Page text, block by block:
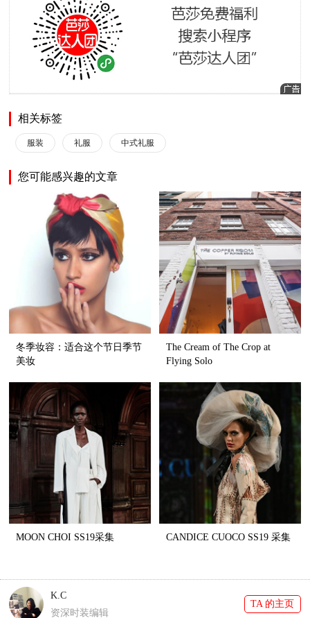
相关标签
服装 礼服 中式礼服
您可能感兴趣的文章
冬季妆容：适合这个节日季节
美妆
The Cream of The Crop at
Flying Solo
MOON CHOI SS19采集 CANDICE CUOCO SS19 采集
K.C
资深时装编辑
TA 的主页